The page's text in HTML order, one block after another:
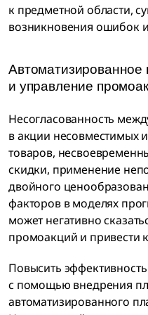
к предметной области,
возникновения ошибок
Автоматизированное
и управление
Несогласованность
в акции несовместимых
товаров,
скидки, применение
двойного
факторов в моделях
может негативно
промоакций и привести
Повысить
с помощью внедрения
автоматизированного